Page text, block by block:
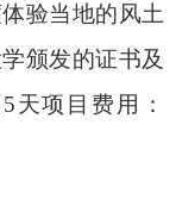
验当地的风土
颁发的证书及
5天项目费用：